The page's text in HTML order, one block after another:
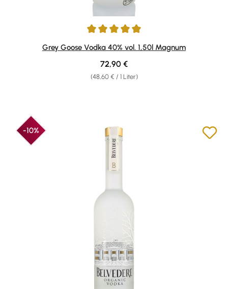
Durchschnittliche Bewertung von 5 von 5 Sternen
Grey Goose Vodka 40% vol. 1,50l Magnum
(48,60 € / 1 Liter)
Regulärer Preis:
72,90 €
-10%